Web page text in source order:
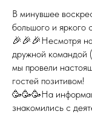
В минувшее
большого и
🎉🎉🎉Несмотря
дружной командой
мы провели
гостей позитивом!
🥳🥳🥳На
знакомились с